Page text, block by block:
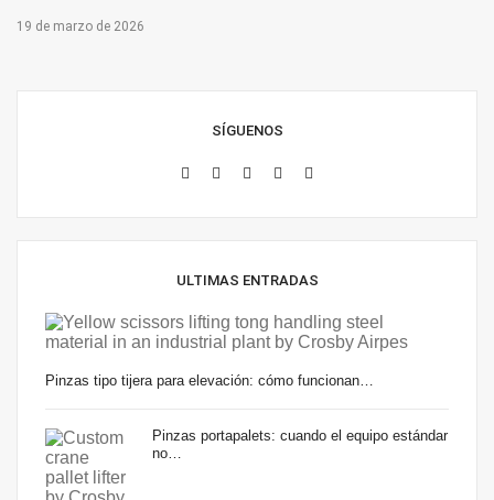
19 de marzo de 2026
SÍGUENOS
ULTIMAS ENTRADAS
Pinzas tipo tijera para elevación: cómo funcionan…
Pinzas portapalets: cuando el equipo estándar
no…